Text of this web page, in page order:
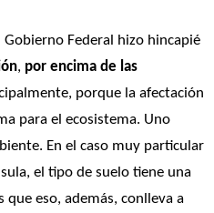
Federal hizo hincapié
, por encima de las
porque la afectación
para el ecosistema. Uno
En el caso muy particular
el tipo de suelo tiene una
eso, además, conlleva a